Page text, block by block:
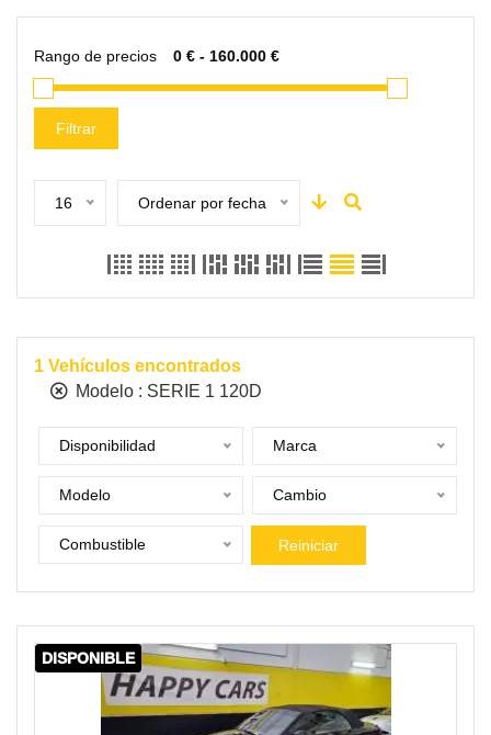
Rango de precios
Filtrar
16 Ordenar por fecha
1 Vehículos encontrados
Modelo : SERIE 1 120D
Disponibilidad Marca
Modelo Cambio
Combustible Reiniciar
DISPONIBLE